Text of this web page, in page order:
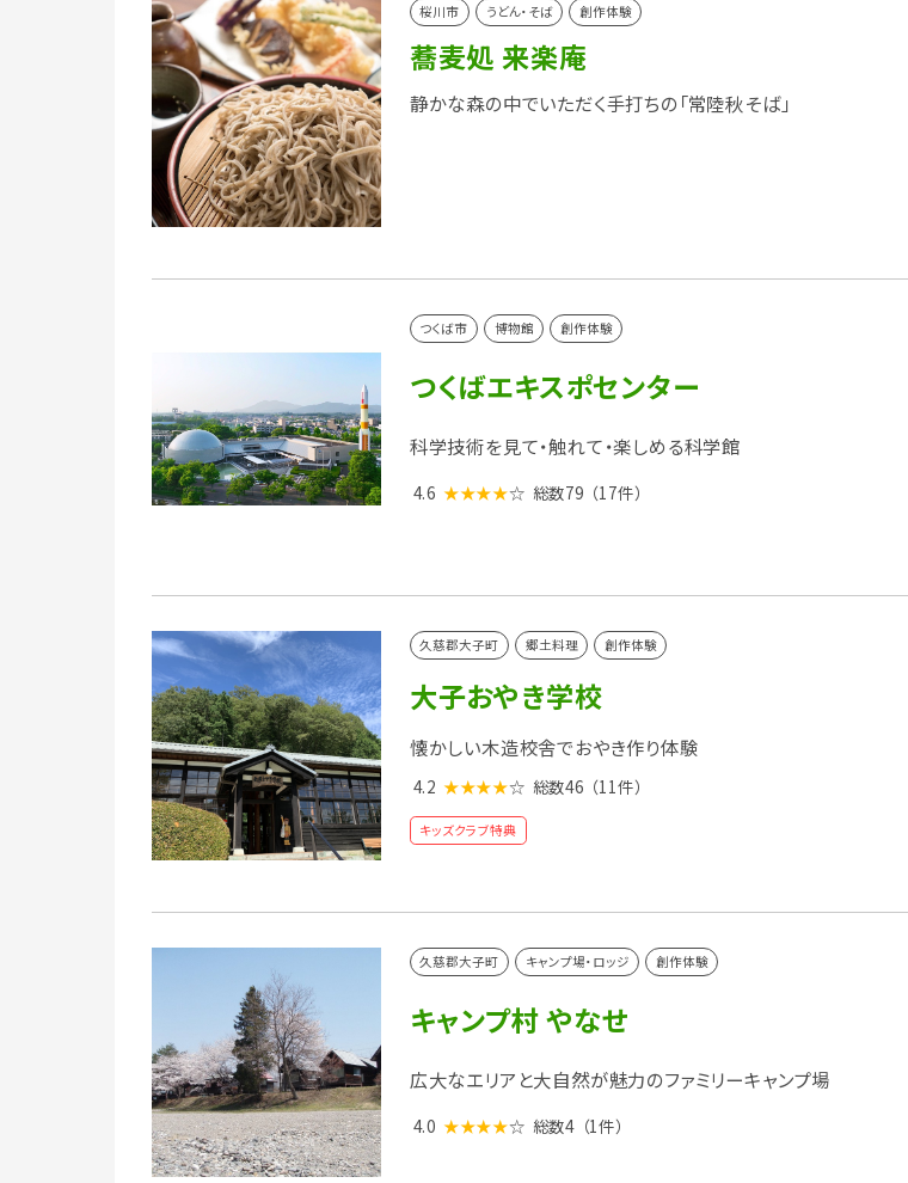
桜川市 うどん・そば 創作体験
蕎麦処 来楽庵
静かな森の中でいただく手打ちの「常陸秋そば」
つくば市 博物館 創作体験
つくばエキスポセンター
科学技術を見て・触れて・楽しめる科学館
4.6 ★★★★☆ 総数79 （17件）
久慈郡大子町 郷土料理 創作体験
大子おやき学校
懐かしい木造校舎でおやき作り体験
4.2 ★★★★☆ 総数46 （11件）
キッズクラブ特典
久慈郡大子町 キャンプ場・ロッジ 創作体験
キャンプ村 やなせ
広大なエリアと大自然が魅力のファミリーキャンプ場
4.0 ★★★★☆ 総数4 （1件）